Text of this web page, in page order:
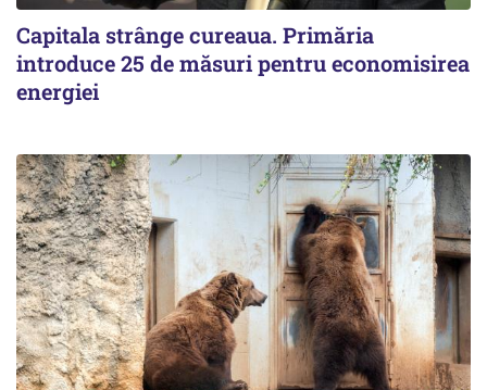
Capitala strânge cureaua. Primăria
introduce 25 de măsuri pentru economisirea
energiei